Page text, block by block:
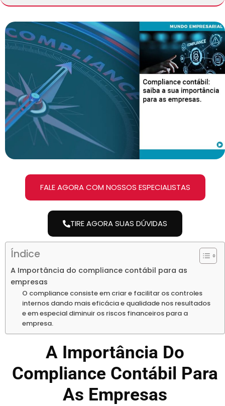
FALE AGORA COM NOSSOS ESPECIALISTAS
TIRE AGORA SUAS DÚVIDAS
Índice
A Importância do compliance contábil para as
empresas
O compliance consiste em criar e facilitar os controles
internos dando mais eficácia e qualidade nos resultados
e em especial diminuir os riscos financeiros para a
empresa.
A Importância Do
Compliance Contábil Para
As Empresas